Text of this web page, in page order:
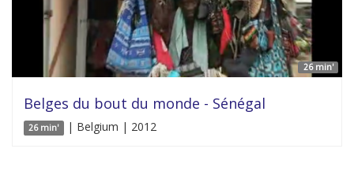
26 min'
Belges du bout du monde - Sénégal
26 min' | Belgium | 2012